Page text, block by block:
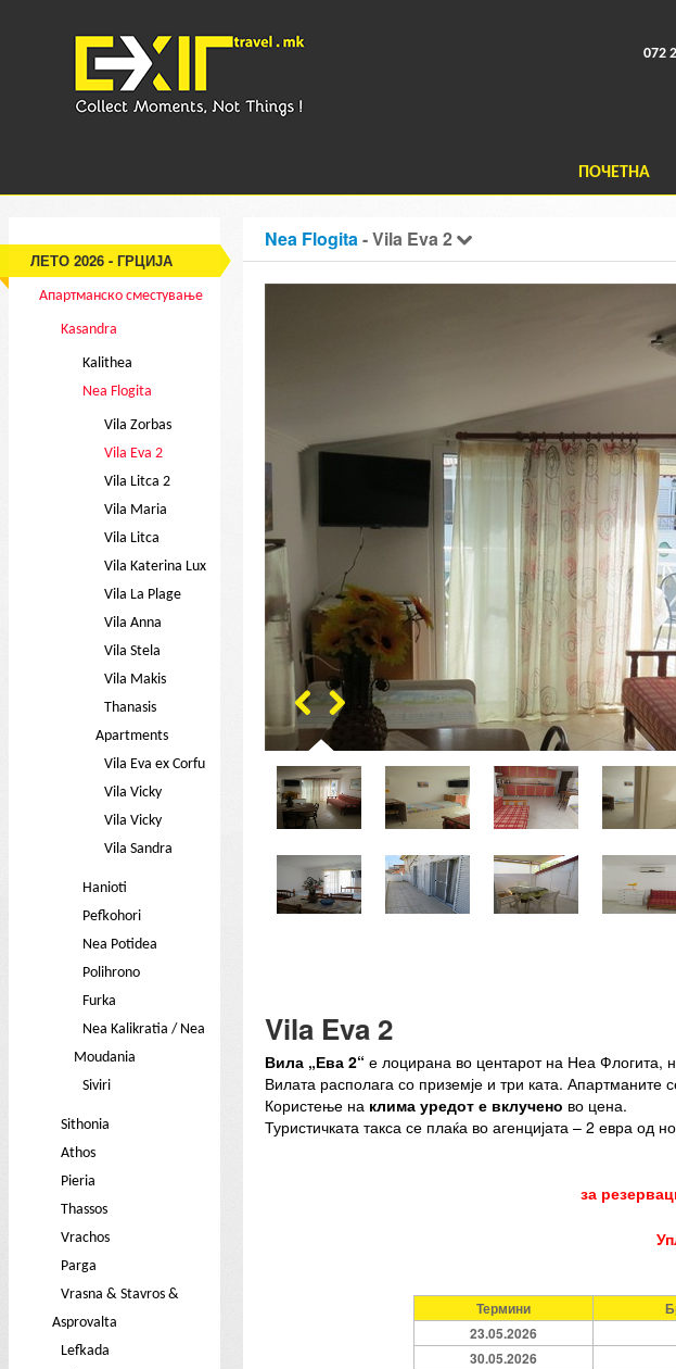
072
ПОЧЕТНА
ЛЕТО 2026 - ГРЦИЈА
Апартманско сместување
Kasandra
Kalithea
Nea Flogita
Vila Zorbas
Vila Eva 2
Vila Litca 2
Vila Maria
Vila Litca
Vila Katerina Lux
Vila La Plage
Vila Anna
Vila Stela
Vila Makis
Thanasis
Apartments
Vila Eva ex Corfu
Vila Vicky
Vila Vicky
Vila Sandra
Hanioti
Pefkohori
Nea Potidea
Polihrono
Furka
Nea Kalikratia / Nea
Moudania
Siviri
Sithonia
Athos
Pieria
Thassos
Vrachos
Parga
Vrasna & Stavros &
Asprovalta
Lefkada
Nea Flogita- Vila Eva 2
Vila Eva 2
Вила „Ева 2“ е лоцирана во центарот на Неа Флогита,
Вилата располага со приземје и три ката. Апартманите
Користење на клима уредот е вклучено во цена.
Туристичката такса се плаќа во агенцијата – 2 евра од
за
Термини
23.05.2026
30.05.2026